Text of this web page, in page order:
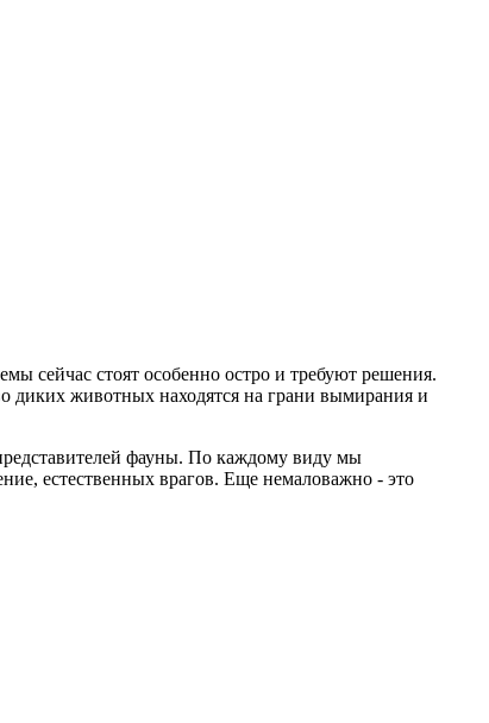
сейчас стоят особенно остро и требуют решения.
диких животных находятся на грани вымирания и
фауны. По каждому виду мы
естественных врагов. Еще немаловажно - это